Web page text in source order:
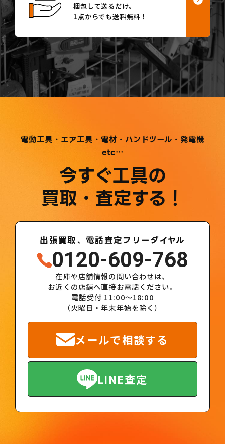
梱包して送るだけ。
1点からでも送料無料！
電動工具・エア工具・電材・ハンドツール・発電機
etc…
今すぐ工具の
買取・査定する！
出張買取、電話査定フリーダイヤル
0120-609-768
在庫や店舗情報の問い合わせは、
お近くの店舗へ直接お電話ください。
電話受付 11:00～18:00
（火曜日・年末年始を除く）
メールで相談する
LINE査定